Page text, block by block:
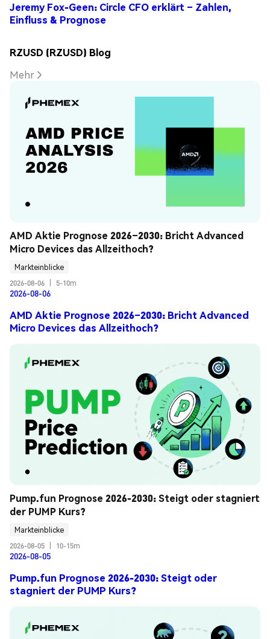
Jeremy Fox-Geen: Circle CFO erklärt – Zahlen,
Einfluss & Prognose
RZUSD (RZUSD) Blog
Mehr
AMD Aktie Prognose 2026–2030: Bricht Advanced
Micro Devices das Allzeithoch?
Markteinblicke
2026-08-06
5-10m
2026-08-06
AMD Aktie Prognose 2026–2030: Bricht Advanced
Micro Devices das Allzeithoch?
Pump.fun Prognose 2026-2030: Steigt oder stagniert
der PUMP Kurs?
Markteinblicke
2026-08-05
10-15m
2026-08-05
Pump.fun Prognose 2026-2030: Steigt oder
stagniert der PUMP Kurs?